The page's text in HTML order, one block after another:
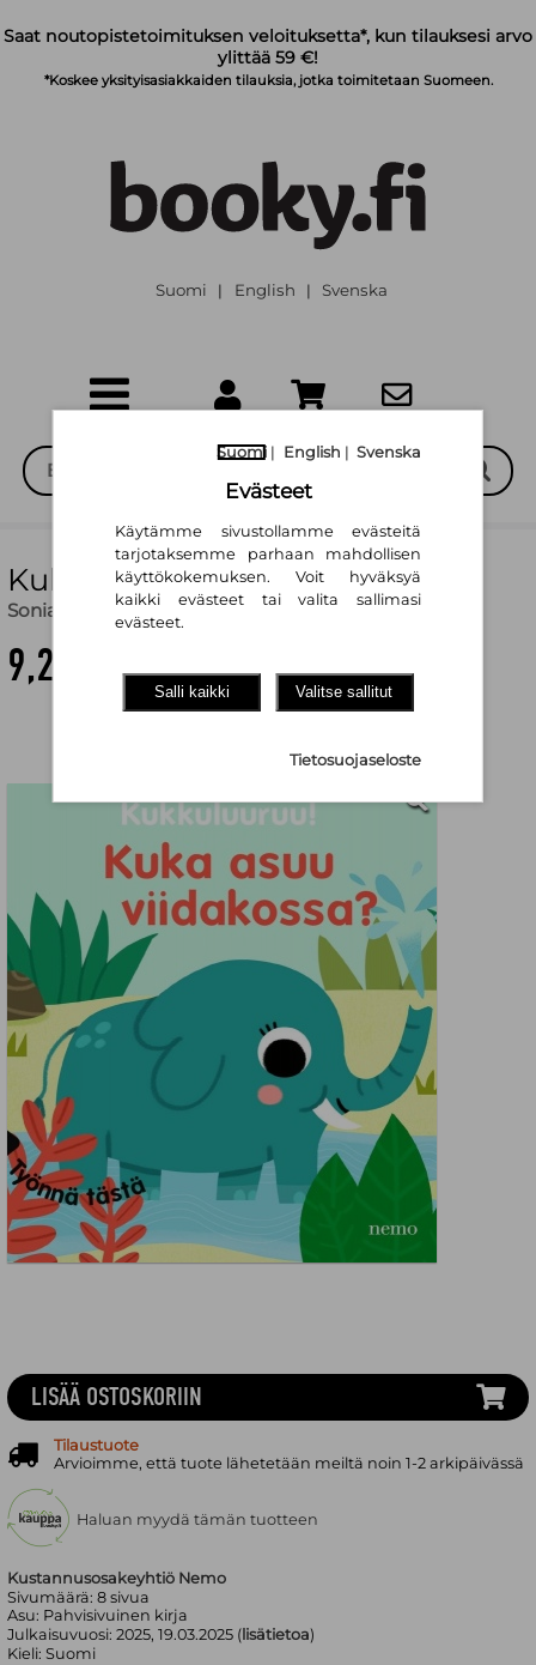
Saat noutopistetoimituksen veloituksetta*, kun tilauksesi arvo
ylittää 59 €!
*Koskee yksityisasiakkaiden tilauksia, jotka toimitetaan Suomeen.
Suomi | English | Svenska
Kuka asuu viidakossa?
Sonia Baretti,Mika Siimes (käänt.)
9,20 €
Kustannusosakeyhtiö Nemo
Sivumäärä:8 sivua
Asu: Pahvisivuinen kirja
Julkaisuvuosi:2025, 19.03.2025 ( lisätietoa)
Kieli:Suomi
LISÄÄ OSTOSKORIIN
Tilaustuote
Arvioimme, että tuote lähetetään meiltä noin 1-2 arkipäivässä
Haluan myydä tämän tuotteen
Suomi | English | Svenska
Evästeet
Käytämme sivustollamme evästeitä
tarjotaksemme parhaan mahdollisen
käyttökokemuksen. Voit hyväksyä
kaikki evästeet tai valita sallimasi
evästeet.
Salli kaikki Valitse sallitut
Tietosuojaseloste